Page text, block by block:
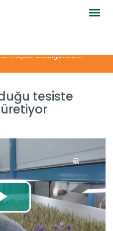
müşavir kurduğu tesiste
tesiste